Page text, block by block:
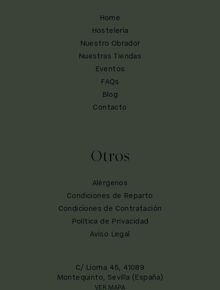
Home
Hostelería
Nuestro Obrador
Nuestras Tiendas
Eventos
FAQs
Blog
Contacto
Otros
Alérgenos
Condiciones de Reparto
Condiciones de Contratación
Política de Privacidad
Aviso Legal
C/ Liorna 45, 41089
Montequinto, Sevilla (España)
VER MAPA